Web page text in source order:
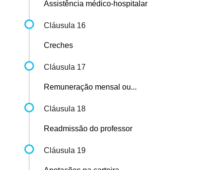
Assistência médico-hospitalar
Cláusula 16
Creches
Cláusula 17
Remuneração mensal ou...
Cláusula 18
Readmissão do professor
Cláusula 19